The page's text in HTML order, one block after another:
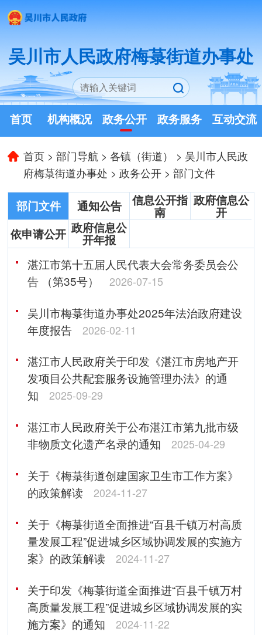
吴川市人民政府梅菉街道办事处
首页 机构概况 政务公开 政务服务 互动交流
首页 >部门导航 >各镇（街道） > 吴川市人民政
府梅菉街道办事处 >政务公开 >部门文件
部门文件 通知公告 信息公开指
南
政府信息公
开
依申请公开 政府信息公
开年报
湛江市第十五届人民代表大会常务委员会公
告 （第35号）
2026-07-15
吴川市梅菉街道办事处2025年法治政府建设
年度报告
2026-02-11
湛江市人民政府关于印发《湛江市房地产开
发项目公共配套服务设施管理办法》的通
知
2025-09-29
湛江市人民政府关于公布湛江市第九批市级
非物质文化遗产名录的通知
2025-04-29
关于《梅菉街道创建国家卫生市工作方案》
的政策解读
2024-11-27
关于《梅菉街道全面推进“百县千镇万村高质
量发展工程”促进城乡区域协调发展的实施方
案》的政策解读
2024-11-27
关于印发《梅菉街道全面推进“百县千镇万村
高质量发展工程”促进城乡区域协调发展的实
施方案》的通知
2024-11-22